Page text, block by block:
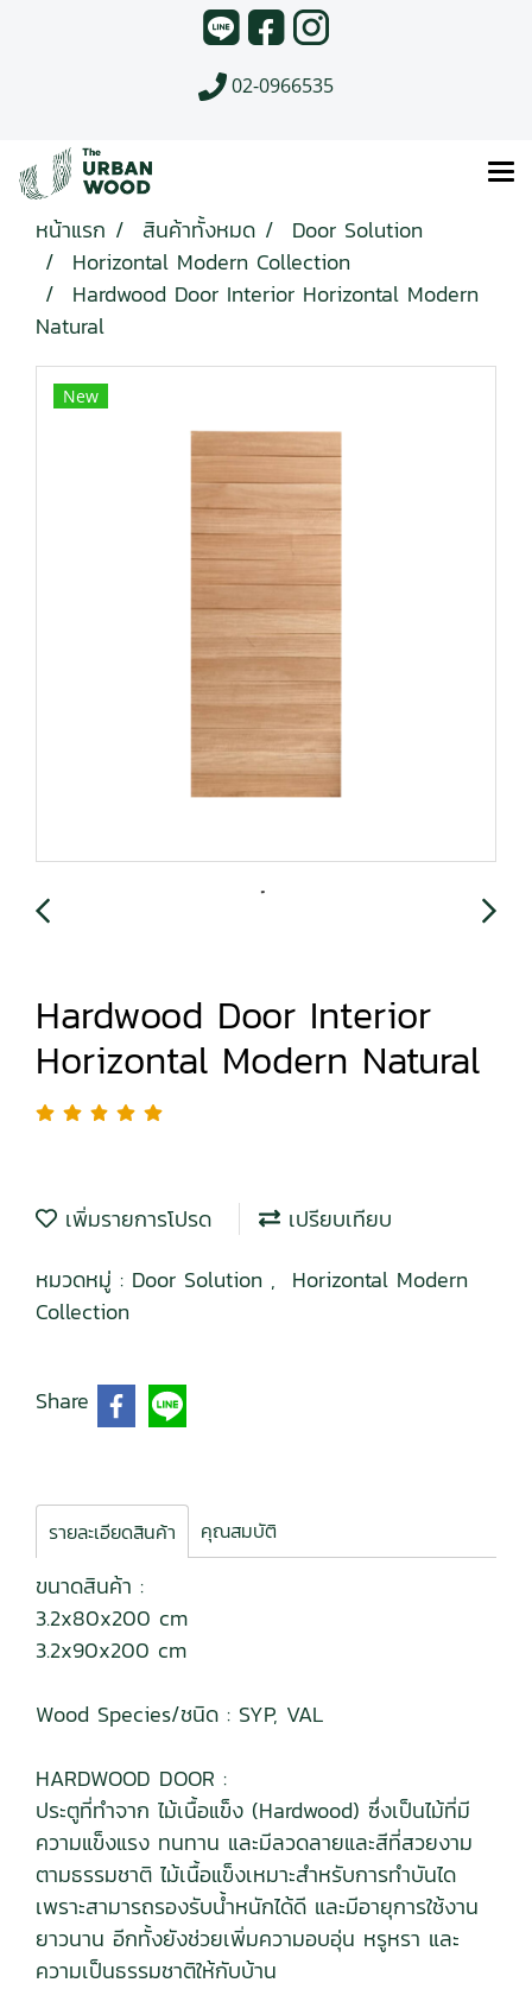
02-0966535
หน้าแรก สินค้าทั้งหมด
Door Solution
Horizontal Modern Collection
Hardwood Door Interior Horizontal Modern
Natural
New
Hardwood Door Interior
Horizontal Modern Natural
เพิ่มรายการโปรด
เปรียบเทียบ
หมวดหมู่ : Door Solution , Horizontal Modern
Collection
Share
รายละเอียดสินค้า คุณสมบัติ
ขนาดสินค้า :
3.2x80x200 cm
3.2x90x200 cm
Wood Species/ชนิด : SYP, VAL
HARDWOOD DOOR :
ประตูที่ทำจาก ไม้เนื้อแข็ง (Hardwood) ซึ่งเป็นไม้ที่มี
ความแข็งแรง ทนทาน และมีลวดลายและสีที่สวยงาม
ตามธรรมชาติ ไม้เนื้อแข็งเหมาะสำหรับการทำบันได
เพราะสามารถรองรับน้ำหนักได้ดี และมีอายุการใช้งาน
ยาวนาน อีกทั้งยังช่วยเพิ่มความอบอุ่น หรูหรา และ
ความเป็นธรรมชาติให้กับบ้าน